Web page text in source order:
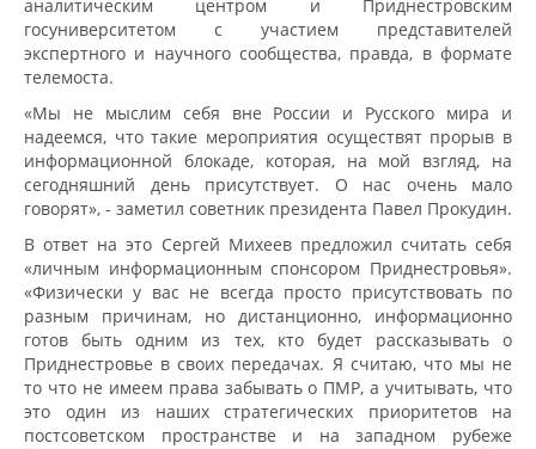
аналитическим центром и Приднестровским
госуниверситетом с участием представителей
экспертного и научного сообщества, правда, в формате
телемоста.
«Мы не мыслим себя вне России и Русского мира и
надеемся, что такие мероприятия осуществят прорыв в
информационной блокаде, которая, на мой взгляд, на
сегодняшний день присутствует. О нас очень мало
говорят», - заметил советник президента Павел Прокудин.
В ответ на это Сергей Михеев предложил считать себя
«личным информационным спонсором Приднестровья».
«Физически у вас не всегда просто присутствовать по
разным причинам, но дистанционно, информационно
готов быть одним из тех, кто будет рассказывать о
Приднестровье в своих передачах. Я считаю, что мы не
то что не имеем права забывать о ПМР, а учитывать, что
это один из наших стратегических приоритетов на
постсоветском пространстве и на западном рубеже